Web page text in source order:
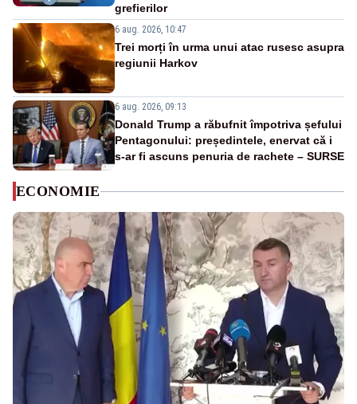
grefierilor
6 aug. 2026, 10:47
Trei morți în urma unui atac rusesc asupra
regiunii Harkov
6 aug. 2026, 09:13
Donald Trump a răbufnit împotriva șefului
Pentagonului: președintele, enervat că i
s-ar fi ascuns penuria de rachete – SURSE
ECONOMIE